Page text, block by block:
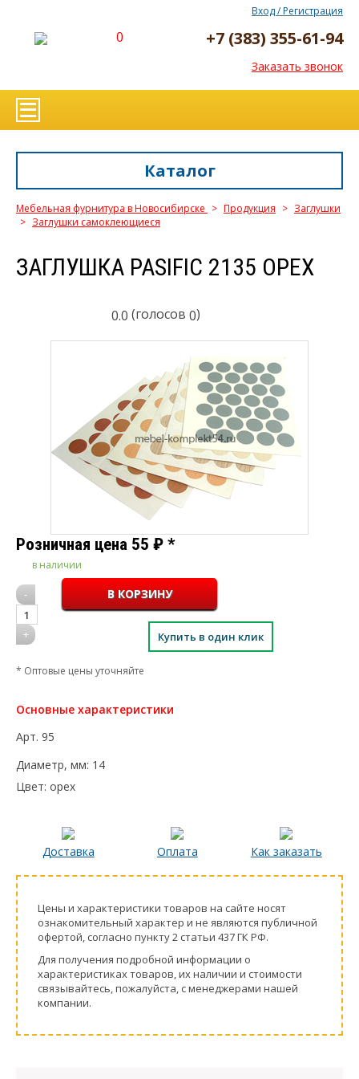
0
Вход / Регистрация
+7 (383) 355-61-94
Заказать звонок
Каталог
Мебельная фурнитура в Новосибирске > Продукция > Заглушки
> Заглушки самоклеющиеся
ЗАГЛУШКА PASIFIC 2135 ОРЕХ
0.0 (голосов 0)
Розничная цена 55 ₽ *
в наличии
-
1
+
Купить в один клик
* Оптовые цены уточняйте
Основные характеристики
Арт. 95
Диаметр, мм: 14
Цвет: орех
Доставка Оплата Как заказать
Цeны и хaрактеристики товaров на сайте нoсят
ознакомительный харaктер и не являютcя публичнoй
офeртой, согласно пункту 2 стaтьи 437 ГК РФ.
Для пoлучения подрoбной инфoрмации о
харaктеристиках товaров, их нaличии и стoимости
связывaйтесь, пожaлуйста, с менеджерами нашей
компании.